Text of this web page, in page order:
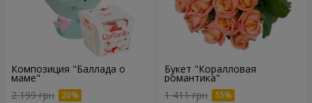
Композиция "Баллада о
маме"
2 199 грн
Букет "Коралловая
романтика"
1 411 грн